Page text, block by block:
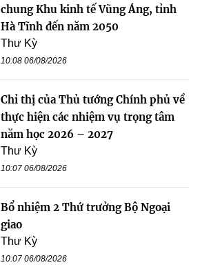
chung Khu kinh tế Vũng Áng, tỉnh
Hà Tĩnh đến năm 2050
Thư Kỳ
10:08 06/08/2026
Chỉ thị của Thủ tướng Chính phủ về
thực hiện các nhiệm vụ trọng tâm
năm học 2026 – 2027
Thư Kỳ
10:07 06/08/2026
Bổ nhiệm 2 Thứ trưởng Bộ Ngoại
giao
Thư Kỳ
10:07 06/08/2026